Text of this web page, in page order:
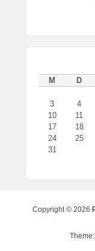
M D
3
4
10
11
17
18
24
25
31
Copyright © 2026